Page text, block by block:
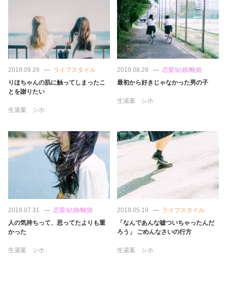
カルチャー/エンタメ
占い
性と愛
ゲーム
2019.09.29
ライフスタイル
りほちゃんの肌に触ってしまったこ
とを謝りたい
生湯葉 シホ
2019.08.29
恋愛/結婚/離婚
最初から好きじゃなかった男の子
生湯葉 シホ
2019.07.31
恋愛/結婚/離婚
人の気持ちって、思ってたよりも重
かった
生湯葉 シホ
2019.05.19
ライフスタイル
「なんであんな嘘ついちゃったんだ
ろう」 ごめんなさいの行方
生湯葉 シホ